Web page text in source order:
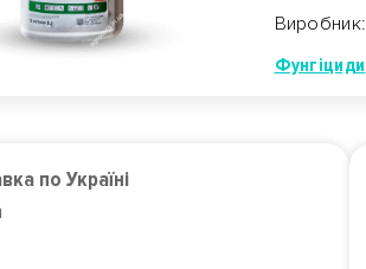
Виробник:
Фунгіциди
по Україні